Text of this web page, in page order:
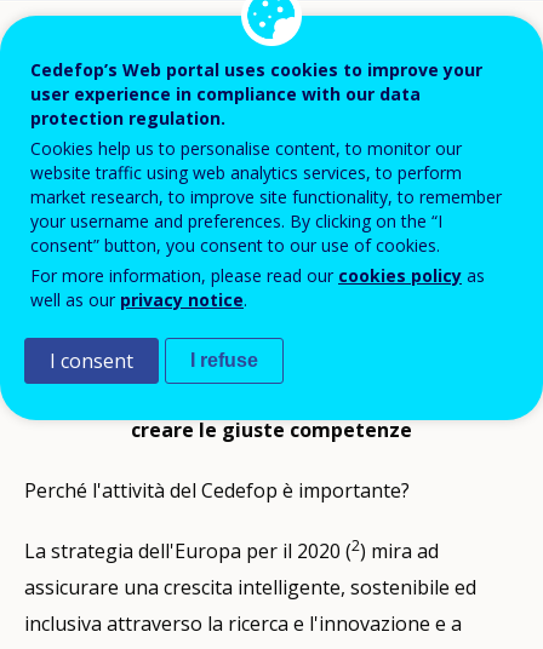
Il Cedefop è una delle agenzie decentrate dell'UE.
Costituito (1) nel 1975 e con sede in Grecia dal 1995, il
Cedefop svolge un'attività funzionale alla definizione
delle politiche europee in materia di istruzione e
formazione professionale (IFP) e contribuisce alla loro
attuazione. L'agenzia coadiuva la Commissione
europea, gli Stati membri dell'UE e le parti sociali
nell'elaborazione di politiche europee nel campo
dell'IFP.
Il Cedefop aiuta a elaborare le politiche giuste per
creare le giuste competenze
Perché l'attività del Cedefop è importante?
La strategia dell'Europa per il 2020 (2) mira ad
assicurare una crescita intelligente, sostenibile ed
inclusiva attraverso la ricerca e l'innovazione e a
Cedefop’s Web portal uses cookies to improve your
user experience in compliance with our data
protection regulation.
Cookies help us to personalise content, to monitor our
website traffic using web analytics services, to perform
market research, to improve site functionality, to remember
your username and preferences. By clicking on the “I
consent” button, you consent to our use of cookies.
For more information, please read our cookies policy as
well as our privacy notice.
I consent I refuse